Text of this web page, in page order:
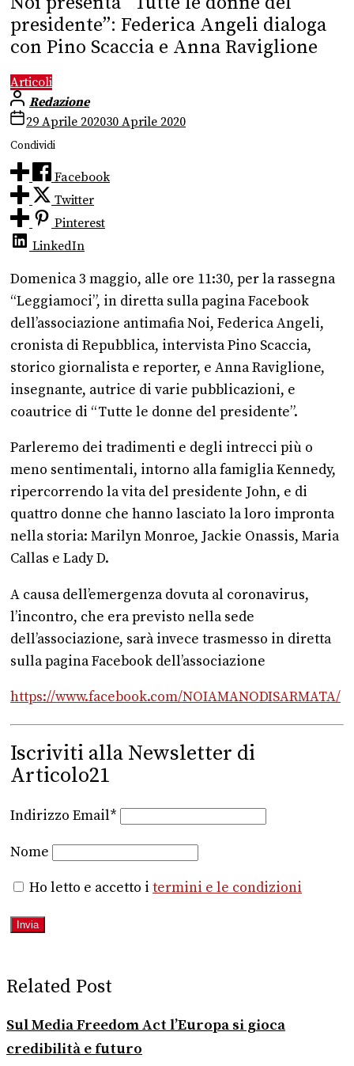
presidente”: Federica Angeli dialoga
con Pino Scaccia e Anna Raviglione
Articoli
Redazione
29 Aprile 202030 Aprile 2020
Condividi
Facebook
Twitter
Pinterest
LinkedIn
Domenica 3 maggio, alle ore 11:30, per la rassegna
“Leggiamoci”, in diretta sulla pagina Facebook
dell’associazione antimafia Noi, Federica Angeli,
cronista di Repubblica, intervista Pino Scaccia,
storico giornalista e reporter, e Anna Raviglione,
insegnante, autrice di varie pubblicazioni, e
coautrice di “Tutte le donne del presidente”.
Parleremo dei tradimenti e degli intrecci più o
meno sentimentali, intorno alla famiglia Kennedy,
ripercorrendo la vita del presidente John, e di
quattro donne che hanno lasciato la loro impronta
nella storia: Marilyn Monroe, Jackie Onassis, Maria
Callas e Lady D.
A causa dell’emergenza dovuta al coronavirus,
l’incontro, che era previsto nella sede
dell’associazione, sarà invece trasmesso in diretta
sulla pagina Facebook dell’associazione
https://www.facebook.com/NOIAMANODISARMATA/
Iscriviti alla Newsletter di
Articolo21
Indirizzo Email*
Nome
Ho letto e accetto i termini e le condizioni
Related Post
Sul Media Freedom Act l’Europa si gioca
credibilità e futuro